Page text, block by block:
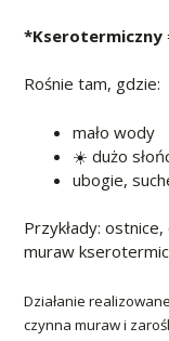
*Kserotermiczny
Rośnie tam, gdzie:
mało wody
☀️ dużo
ubogie,
Przykłady:
muraw
Działanie
czynna muraw i